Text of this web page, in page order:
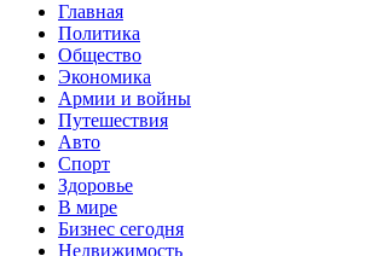
Главная
Политика
Общество
Экономика
Армии и войны
Путешествия
Авто
Спорт
Здоровье
В мире
Бизнес сегодня
Недвижимость